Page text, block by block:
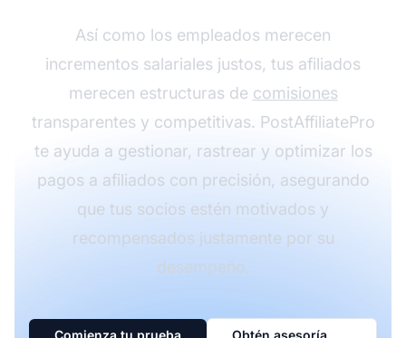
Así como los empleados merecen
incrementos salariales justos, tus afiliados
merecen estructuras de comisiones
transparentes y competitivas. PostAffiliatePro
te ayuda a gestionar, rastrear y optimizar los
pagos a afiliados con precisión, asegurando
que tus socios estén motivados y
recompensados justamente por su
desempeño.